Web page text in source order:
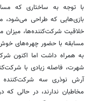
با توجه به ساختاری که
بازی‌هایی که طراحی می‌شود،
خلاقیت شرکت‌کننده‌ها، میزان
مسابقه با حضور چهره‌های
به همراه داشت اما اکنون
شهرت، فاصله زیادی با
مخاطبان ندارند، در حالی